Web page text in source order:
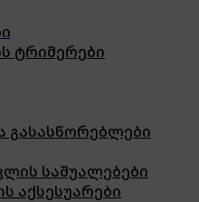
ტრიმერები
გასასწორებლები
საშუალებები
აქსესუარები